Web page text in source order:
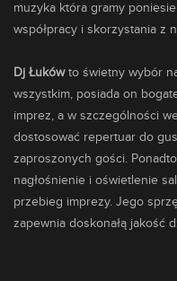
muzyka która gramy
współpracy i skorzystania z
Dj Łukówto świetny wybór
wszystkim, posiada on
imprez, a w szczególności
dostosować repertuar do
zaproszonych gości.
nagłośnienie i oświetlenie
przebieg imprezy. Jego
zapewnia doskonałą jakość